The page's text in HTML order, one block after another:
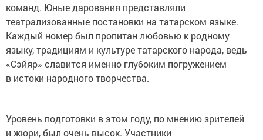
команд. Юные дарования представляли
театрализованные постановки на татарском языке.
Каждый номер был пропитан любовью к родному
языку, традициям и культуре татарского народа, ведь
«Сэйяр» славится именно глубоким погружением
в истоки народного творчества.
Уровень подготовки в этом году, по мнению зрителей
и жюри, был очень высок. Участники